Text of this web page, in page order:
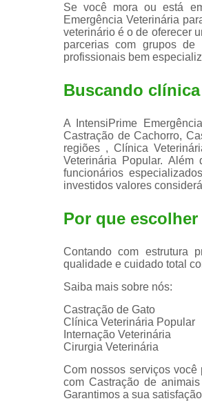
Se você mora ou está
Emergência Veterinária
veterinário é o de oferecer
parcerias com grupos de
profissionais bem
Buscando
A IntensiPrime
Castração de Cachorro,
regiões , Clínica
Veterinária Popular.
funcionários
investidos valores
Por que
Contando com estrutura
qualidade e cuidado total
Saiba mais sobre nós:
Castração de Gato
Clínica Veterinária Popular
Internação Veterinária
Cirurgia Veterinária
Com nossos serviços
com Castração de
Garantimos a sua